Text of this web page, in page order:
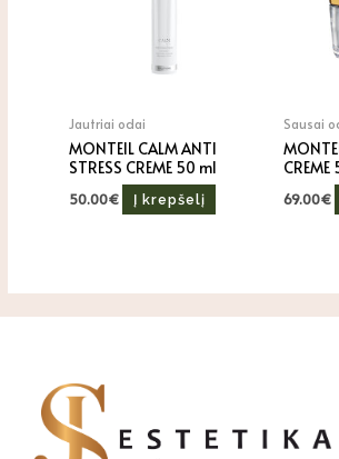
Jautriai odai
MONTEIL CALM ANTI
STRESS CREME 50 ml
50.00€ Į krepšelį
Sausai
69.00€